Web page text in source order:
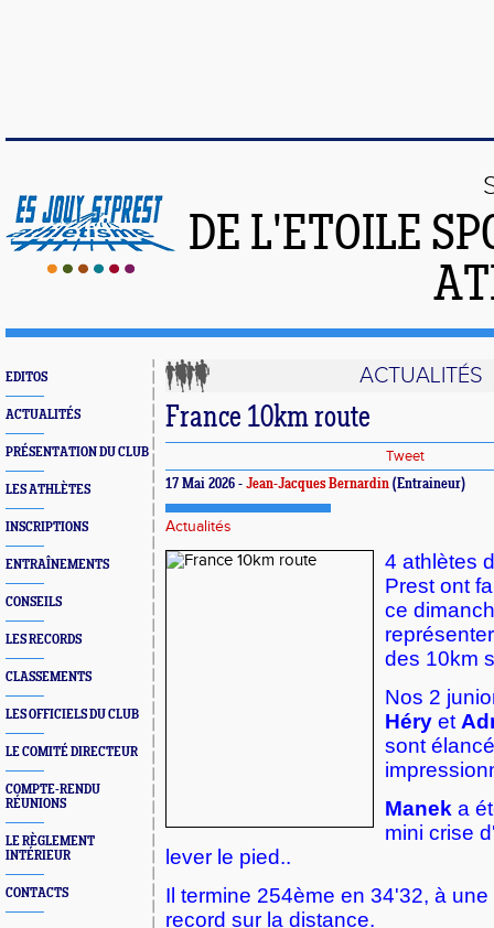
DE L'ETOILE
EDITOS
ACTUALITÉS
PRÉSENTATION DU CLUB
LES ATHLÈTES
INSCRIPTIONS
ENTRAÎNEMENTS
CONSEILS
LES RECORDS
CLASSEMENTS
LES OFFICIELS DU CLUB
LE COMITÉ DIRECTEUR
COMPTE-RENDU
RÉUNIONS
LE RÈGLEMENT
INTÉRIEUR
CONTACTS
ACTUALITÉS
France 10km route
Tweet
17 Mai 2026 - Jean-Jacques Bernardin (Entraineur)
Actualités
4 athlètes
Prest ont
ce
des 10km
Nos 2
Héry et
sont
Manek a
mini crise
lever le pied..
Il termine 254ème en 34'32, à
record sur la distance.